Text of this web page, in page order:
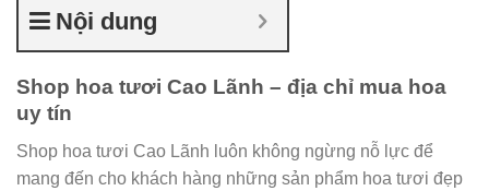
Nội dung
Shop hoa tươi Cao Lãnh – địa chỉ mua hoa
uy tín
Shop hoa tươi Cao Lãnh luôn không ngừng nỗ lực để
mang đến cho khách hàng những sản phẩm hoa tươi đẹp